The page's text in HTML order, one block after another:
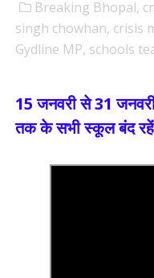
Breaking Bhopal,
singh chowhan, crisis
Gydline MP, schools
15 जनवरी से 31
तक के सभी स्कूल बंद